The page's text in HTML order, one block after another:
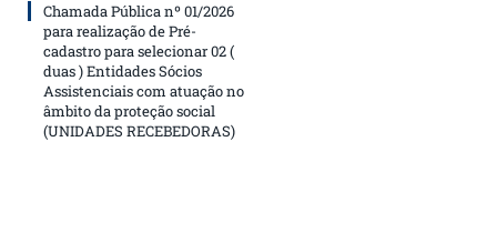
Chamada Pública nº 01/2026
para realização de Pré-
cadastro para selecionar 02 (
duas ) Entidades Sócios
Assistenciais com atuação no
âmbito da proteção social
(UNIDADES RECEBEDORAS)